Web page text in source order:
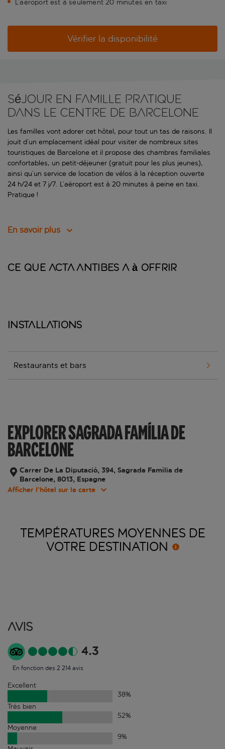
L’aéroport est à seulement 20 minutes en taxi
Vérifier la disponibilité
Séjour en famille pratique
dans le centre de Barcelone
Les familles vont adorer cet hôtel, pour tout un tas de raisons. Il
jouit d’un emplacement idéal pour visiter de nombreux sites
touristiques de Barcelone et il propose des chambres familiales
confortables, un petit-déjeuner (gratuit pour les plus jeunes),
ainsi qu’un service de location de vélos à la réception ouverte
24 h/24 et 7 j/7. L’aéroport est à 20 minutes à peine en taxi.
Pratique !
En savoir plus
Ce que Acta Antibes a à offrir
Installations
Restaurants et bars
EXPLORER SAGRADA FAMÍLIA DE
BARCELONE
Carrer De La Diputació, 394, Sagrada Família de
Barcelone, 8013, Espagne
Afficher l’hôtel sur la carte
TEMPÉRATURES MOYENNES DE
VOTRE DESTINATION
Avis
4.3
En fonction des 2 214 avis
Excellent
38%
Très bien
52%
Moyenne
9%